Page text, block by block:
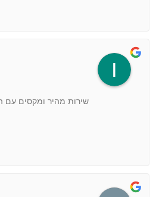
שירות מהיר ומקסים עם